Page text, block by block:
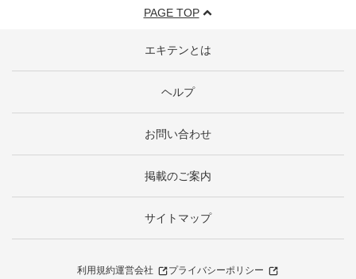
PAGE TOP
エキテンとは
ヘルプ
お問い合わせ
掲載のご案内
サイトマップ
利用規約運営会社
プライバシーポリシー